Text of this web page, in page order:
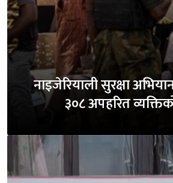
नाइजेरियाली सुरक्षा
३०८ अपहरित